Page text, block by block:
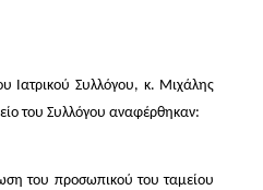
Ιατρικού Συλλόγου, κ. Μιχάλης
του Συλλόγου αναφέρθηκαν:
του προσωπικού του ταμείου